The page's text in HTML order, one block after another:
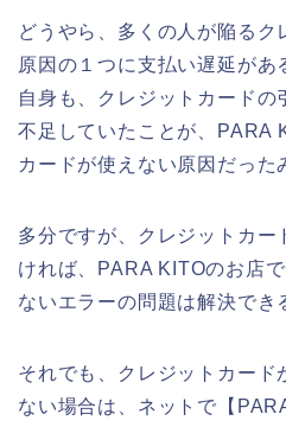
どうやら、多くの人が陥るク
原因の１つに支払い遅延があ
自身も、クレジットカードの
不足していたことが、PARA
カードが使えない原因だった
多分ですが、クレジットカー
ければ、PARA KITOのお店
ないエラーの問題は解決でき
それでも、クレジットカード
ない場合は、ネットで【